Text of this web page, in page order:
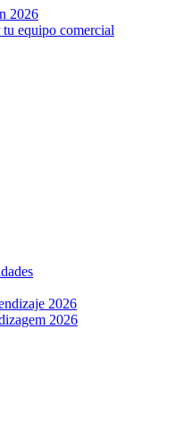
2026
equipo comercial
2026
2026